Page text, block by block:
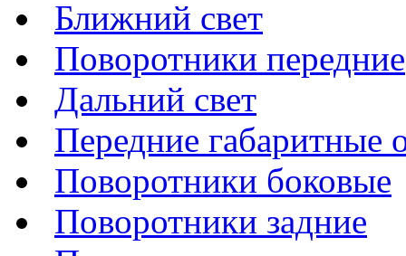
Ближний свет
Поворотники передние
Дальний свет
Передние габаритные
Поворотники боковые
Поворотники задние